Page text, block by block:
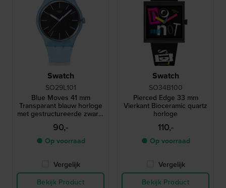
Swatch
SO29L101
Blue Moves 41 mm
Transparant blauw horloge
met gestructureerde zwarte
wijzerplaat
90,-
● Op voorraad
Vergelijk
Bekijk Product
Swatch
SO34B100
Pierced Edge 33 mm
Vierkant Bioceramic quartz
horloge
110,-
● Op voorraad
Vergelijk
Bekijk Product